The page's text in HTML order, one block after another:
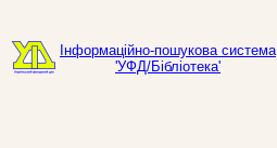
Інформаційно-пошукова система
'УФД/Бібліотека'